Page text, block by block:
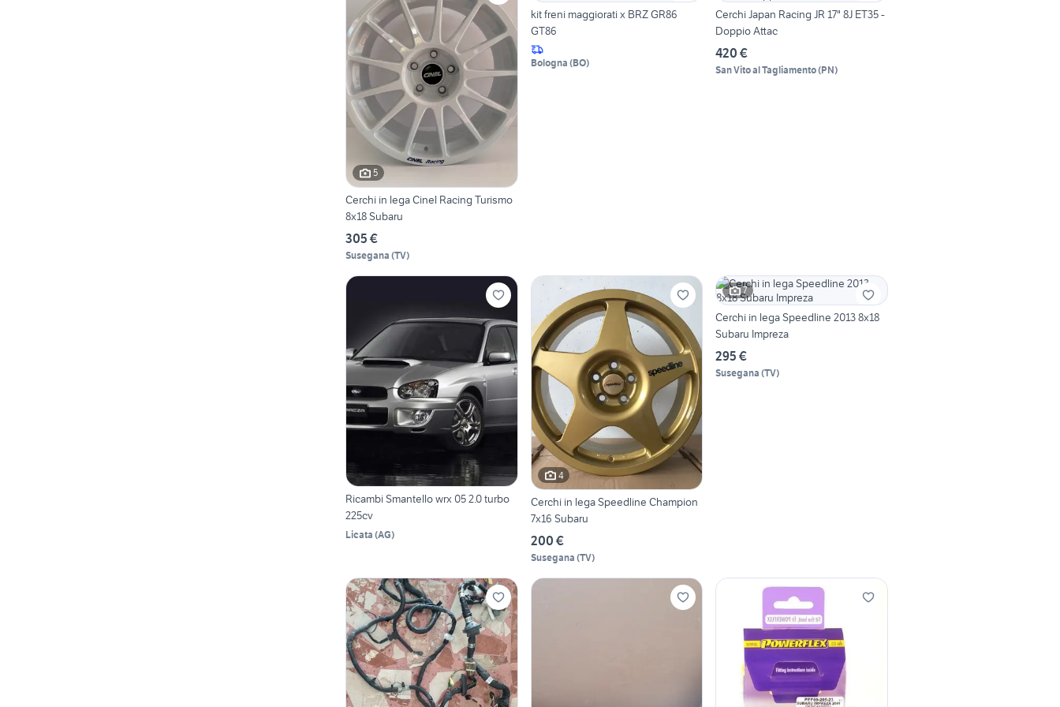
5
Cerchi in lega Cinel Racing Turismo
8x18 Subaru
305 €
Susegana (TV)
kit freni maggiorati x BRZ GR86
GT86
Bologna (BO)
Cerchi Japan Racing JR 17" 8J ET35 -
Doppio Attac
420 €
San Vito al Tagliamento(PN)
Ricambi Smantello wrx 05 2.0 turbo
225cv
Licata (AG)
4
Cerchi in lega Speedline Champion
7x16 Subaru
200 €
Susegana (TV)
7
Cerchi in lega Speedline 2013 8x18
Subaru Impreza
295 €
Susegana (TV)